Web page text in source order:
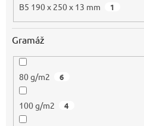
B5 190 x 250 x 13 mm 1
Gramáž
80 g/m2 6
100 g/m2 4